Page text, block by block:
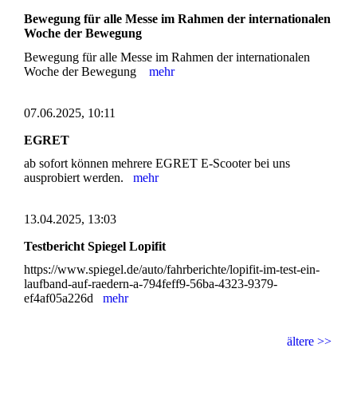
Bewegung für alle Messe im Rahmen der internationalen
Woche der Bewegung
Bewegung für alle Messe im Rahmen der internationalen
Woche der Bewegung mehr
07.06.2025, 10:11
EGRET
ab sofort können mehrere EGRET E-Scooter bei uns
ausprobiert werden. mehr
13.04.2025, 13:03
Testbericht Spiegel Lopifit
https://www.spiegel.de/auto/fahrberichte/lopifit-im-test-ein-
laufband-auf-raedern-a-794feff9-56ba-4323-9379-
ef4af05a226d mehr
ältere >>